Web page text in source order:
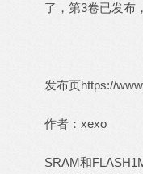
了，第3卷已发布
发布页https://
作者：xexo
SRAM和